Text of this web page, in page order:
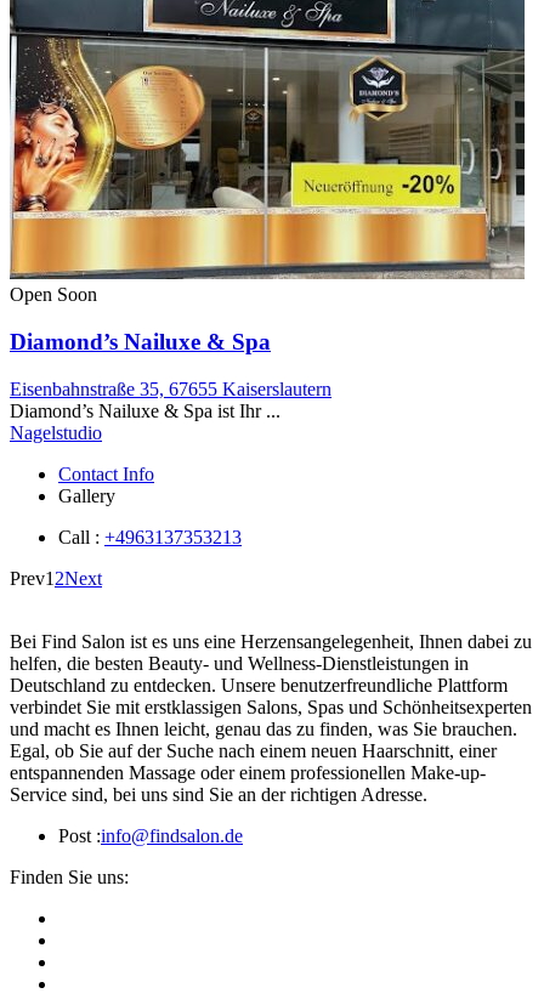
Open Soon
Diamond’s Nailuxe & Spa
Eisenbahnstraße 35, 67655 Kaiserslautern
Diamond’s Nailuxe & Spa ist Ihr ...
Nagelstudio
Contact Info
Gallery
Call : +4963137353213
Prev1 2Next
Bei Find Salon ist es uns eine Herzensangelegenheit, Ihnen dabei zu
helfen, die besten Beauty- und Wellness-Dienstleistungen in
Deutschland zu entdecken. Unsere benutzerfreundliche Plattform
verbindet Sie mit erstklassigen Salons, Spas und Schönheitsexperten
und macht es Ihnen leicht, genau das zu finden, was Sie brauchen.
Egal, ob Sie auf der Suche nach einem neuen Haarschnitt, einer
entspannenden Massage oder einem professionellen Make-up-
Service sind, bei uns sind Sie an der richtigen Adresse.
Post :info@findsalon.de
Finden Sie uns: